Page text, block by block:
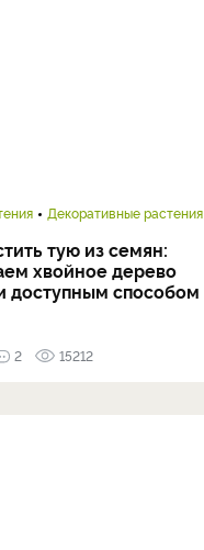
Декоративные растения
тую из семян:
хвойное дерево
доступным способом
2 15212